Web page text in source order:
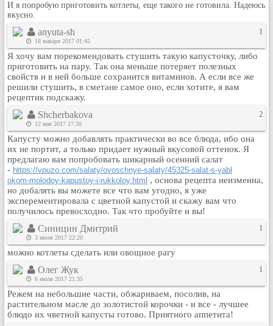
И я попробую приготовить котлеты, еще такого не готовила. Надеюсь
вкусно.
anyuta-sh
18 января 2017 01:45
1
Я хочу вам порекомендовать стушить такую капусточку, либо
приготовить на пару. Так она меньше потеряет полезных
свойств и в ней больше сохранится витаминов. А если все же
решили стушить, в сметане самое оно, если хотите, я вам
рецептик подскажу.
Shcherbakova
12 мая 2017 17:20
2
Капусту можно добавлять практически во все блюда, ибо она
их не портит, а только придает нужный вкусовой оттенок. Я
предлагаю вам попробовать шикарный осенний салат
- https://vpuzo.com/salaty/ovoschnye-salaty/45325-salat-s-yabl
okom-molodoy-kapustoy-i-rukkoloy.html , основа рецепта неизменна,
но добалять вы можете все что вам угодно, я уже
эксперементировала с цветной капустой и скажу вам что
получилось превосходно. Так что пробуйте и вы!
Синицин Дмитрий
3 июля 2017 22:20
1
можно котлеты сделать или овощное рагу
Олег Жук
6 июля 2017 21:35
1
Режем на небольшие части, обжариваем, посолив, на
растительном масле до золотистой корочки - и все - лучшее
блюдо их чветной капусты готово. Приятного аппетита!